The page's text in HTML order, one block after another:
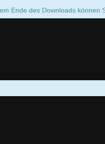
Ende des Downloads können